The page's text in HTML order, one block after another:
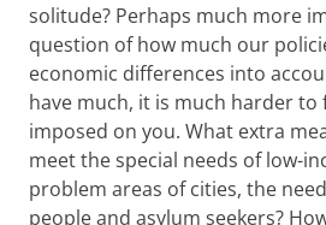
solitude? Perhaps much more
question of how much our
economic differences into
have much, it is much harder to
imposed on you. What extra
meet the special needs of low-
problem areas of cities, the
people and asylum seekers?